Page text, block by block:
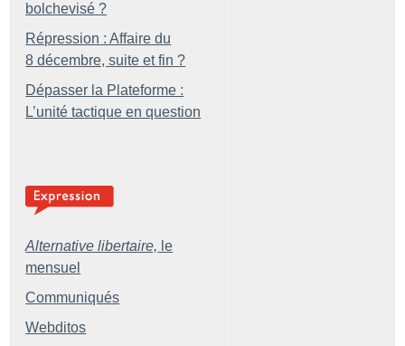
bolchevisé ?
Répression : Affaire du
8 décembre, suite et fin ?
Dépasser la Plateforme :
L’unité tactique en question
Alternative libertaire, le
mensuel
Communiqués
Webditos